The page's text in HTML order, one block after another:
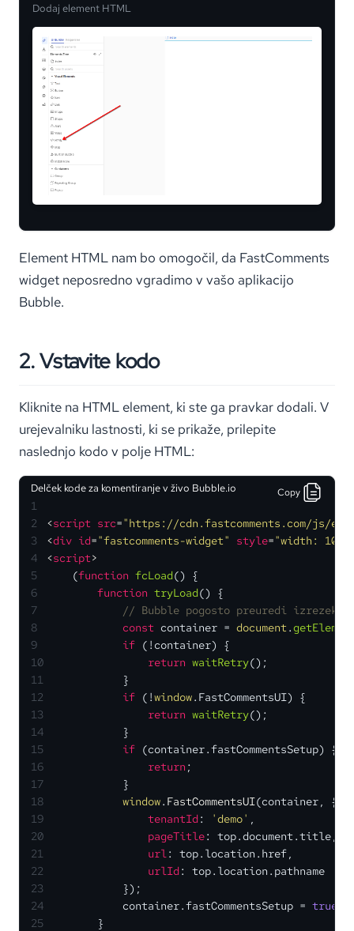
Dodaj element HTML
Element HTML nam bo omogočil, da FastComments
widget neposredno vgradimo v vašo aplikacijo
Bubble.
2. Vstavite kodo
Kliknite na HTML element, ki ste ga pravkar dodali. V
urejevalniku lastnosti, ki se prikaže, prilepite
naslednjo kodo v polje HTML:
Delček kode za komentiranje v živo Bubble.io Copy
1
2
<script src="https://cdn.fastcomments.com/js/
3
<div id="fastcomments-widget" style="width:
4
<script>
5
    (
function fcLoad() {
6
function tryLoad() {
7
// Bubble pogosto preuredi izrezek
8
const container = document .
9
if (!container) {
10
return waitRetry();
11
            }
12
if (!window. FastCommentsUI) {
13
return waitRetry();
14
            }
15
if (container.fastCommentsSetup) {
16
return ;
17
            }
18
window. FastCommentsUI(container, {
19
tenantId: 'demo' ,
20
pageTitle: top.document .title,
21
url: top. location . href,
22
urlId: top. location . pathname
23
            });
24
            container.
fastCommentsSetup = true
25
        }